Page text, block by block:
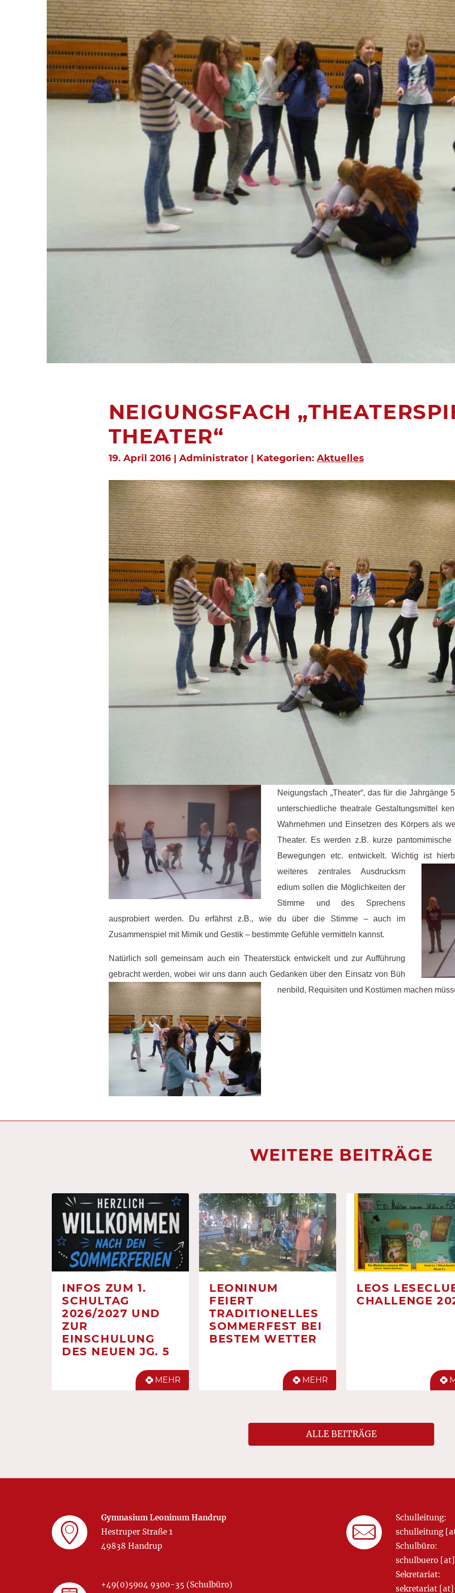
NEIGUNGSFACH
THEATER“
19. April 2016 | Administrator | Kategorien: Aktuelles
Neigungsfach „Theater“, das für die
unterschiedliche theatrale Gestaltungsmittel
Wahrnehmen und Einsetzen des Körpers als
Theater. Es werden z.B. kurze
Bewegungen etc. entwickelt. Wichtig ist
weiteres zentrales Ausdrucksm
edium sollen die Möglichkeiten der
Stimme und des Sprechens
ausprobiert werden. Du erfährst z.B., wie du über die Stimme – auch im
Zusammenspiel mit Mimik und Gestik – bestimmte Gefühle vermitteln kannst.
Natürlich soll gemeinsam auch ein Theaterstück entwickelt und zur Aufführung
gebracht werden, wobei wir uns dann auch Gedanken über den Einsatz von Büh
nenbild, Requisiten und Kostümen machen
WEITERE BEITRÄGE
INFOS ZUM 1.
SCHULTAG
2026/2027 UND
ZUR
EINSCHULUNG
DES NEUEN JG. 5
MEHR
LEONINUM
FEIERT
TRADITIONELLES
SOMMERFEST BEI
BESTEM WETTER
MEHR
LEOS
CHALLENGE
ALLE BEITRÄGE
Gymnasium Leoninum Handrup
Hestruper Straße 1
49838 Handrup
+49(0)5904 9300-35 (Schulbüro)
Schulleitung:
schulleitung
Schulbüro:
schulbuero
Sekretariat:
sekretariat